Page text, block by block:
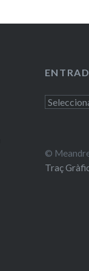
Entrades
©
Traç